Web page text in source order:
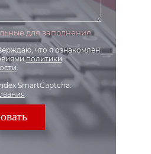
для заполнения
что я ознакомлен
политики
.
SmartCaptcha.
.